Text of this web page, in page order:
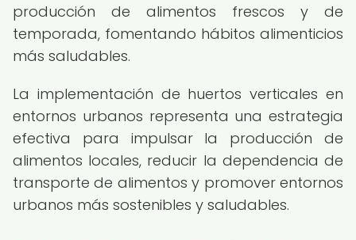
producción de alimentos frescos y de
temporada, fomentando hábitos alimenticios
más saludables.
La implementación de huertos verticales en
entornos urbanos representa una estrategia
efectiva para impulsar la producción de
alimentos locales, reducir la dependencia de
transporte de alimentos y promover entornos
urbanos más sostenibles y saludables.